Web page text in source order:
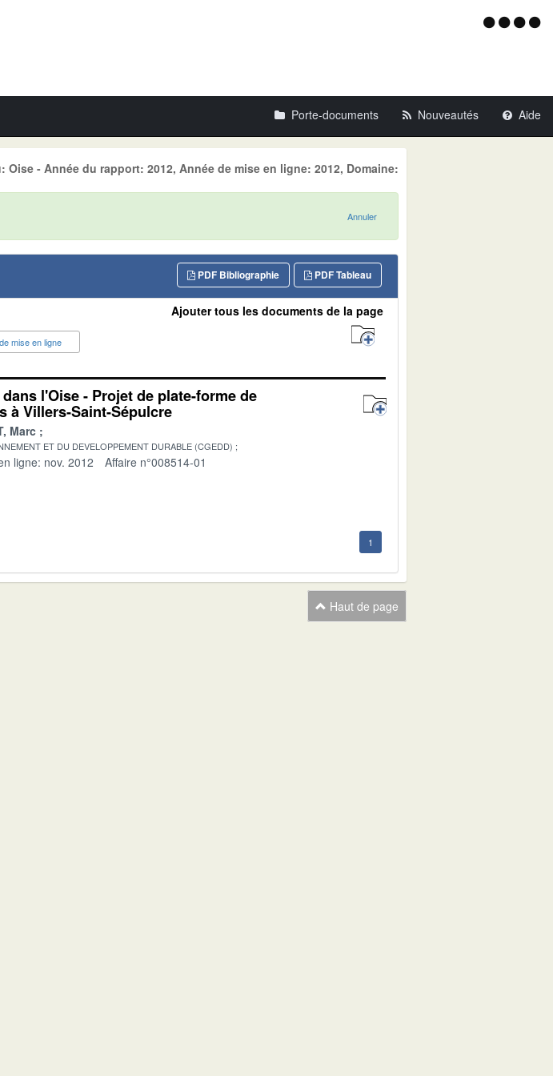
Menu
Porte-documents Nouveautés Aide
Oise - Année du rapport: 2012, Année de mise en ligne: 2012, Domaine:
Annuler
PDF Tableau
PDF Bibliographie
mise en ligne
Ajouter tous les documents de la page
l'Oise - Projet de plate-forme de
à Villers-Saint-Sépulcre
Marc
ET DU DEVELOPPEMENT DURABLE (CGEDD)
ligne: nov. 2012 Affaire n°008514-01
1
Haut de page